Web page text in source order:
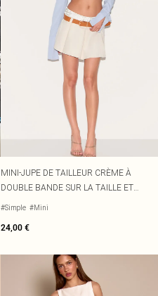
MINI-JUPE DE TAILLEUR CRÈME À
DOUBLE BANDE SUR LA TAILLE ET
CEINTURE
#Simple #Mini
24,00 €